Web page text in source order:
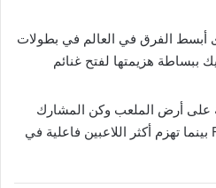
أبسط الفرق في العالم في بطولات
ببساطة هزيمتها لفتح غنائم
على أرض الملعب وكن المشارك
الأكثر فاعلية في FIFA 23 بينما تهزم أكثر اللاعبين فاعلية في